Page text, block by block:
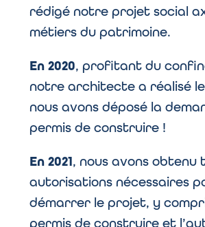
rédigé notre projet social
métiers du patrimoine.
En 2020, profitant du
notre architecte a réalisé
nous avons déposé la
permis de construire !
En 2021, nous avons obtenu
autorisations nécessaires
démarrer le projet, y
permis de construire et